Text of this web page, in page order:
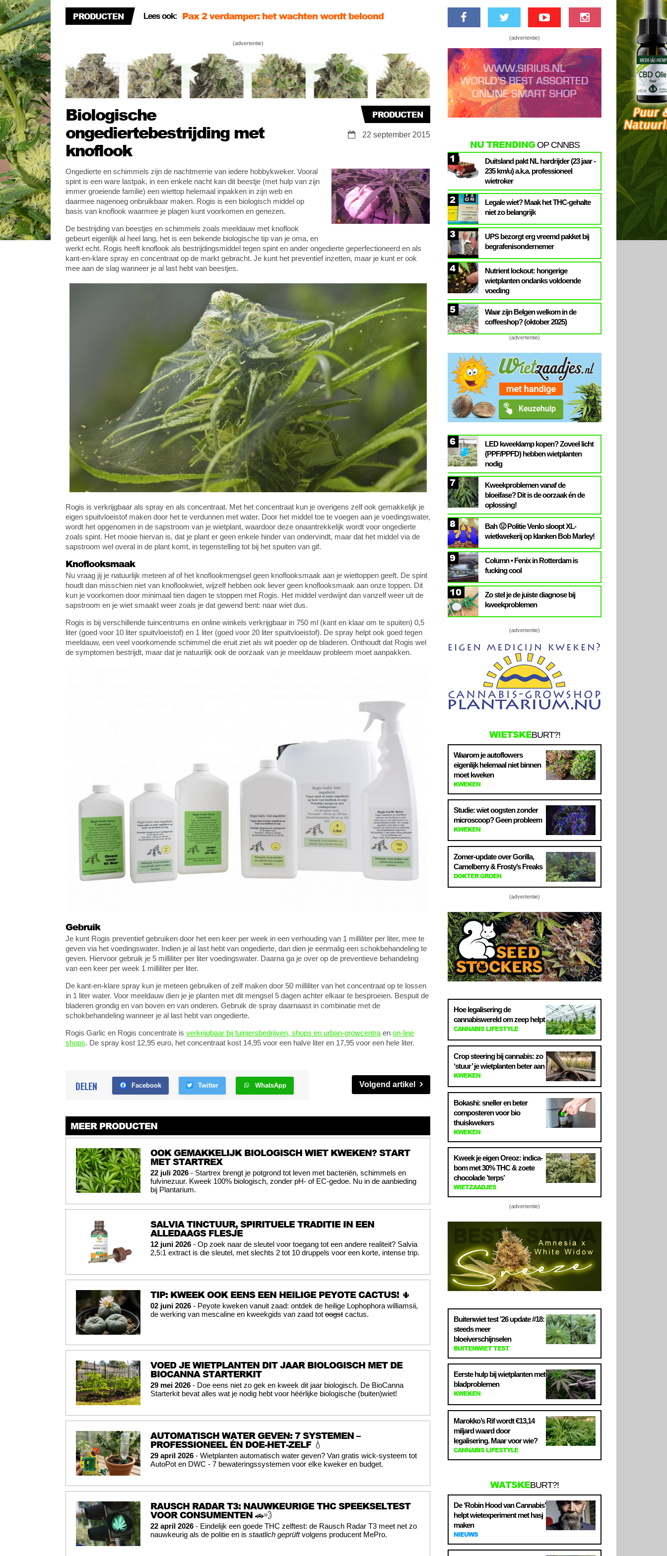
PRODUCTEN Lees ook:
Wat is CBD, en wat is CBD olie?
(advertentie)
Biologische
ongediertebestrijding met
knoflook
PRODUCTEN
22 september 2015
Ongedierte en schimmels zijn de nachtmerrie van iedere hobbykweker. Vooral
spint is een ware lastpak, in een enkele nacht kan dit beestje (met hulp van zijn
immer groeiende familie) een wiettop helemaal inpakken in zijn web en
daarmee nagenoeg onbruikbaar maken. Rogis is een biologisch middel op
basis van knoflook waarmee je plagen kunt voorkomen en genezen.
De bestrijding van beestjes en schimmels zoals meeldauw met knoflook
gebeurt eigenlijk al heel lang, het is een bekende biologische tip van je oma, en
werkt echt. Rogis heeft knoflook als bestrijdingsmiddel tegen spint en ander ongedierte geperfectioneerd en als
kant-en-klare spray en concentraat op de markt gebracht. Je kunt het preventief inzetten, maar je kunt er ook
mee aan de slag wanneer je al last hebt van beestjes.
Rogis is verkrijgbaar als spray en als concentraat. Met het concentraat kun je overigens zelf ook gemakkelijk je
eigen spuitvloeistof maken door het te verdunnen met water. Door het middel toe te voegen aan je voedingswater,
wordt het opgenomen in de sapstroom van je wietplant, waardoor deze onaantrekkelijk wordt voor ongedierte
zoals spint. Het mooie hiervan is, dat je plant er geen enkele hinder van ondervindt, maar dat het middel via de
sapstroom wel overal in de plant komt, in tegenstelling tot bij het spuiten van gif.
Knoflooksmaak
Nu vraag jij je natuurlijk meteen af of het knoflookmengsel geen knoflooksmaak aan je wiettoppen geeft. De spint
houdt dan misschien niet van knoflookwiet, wijzelf hebben ook liever geen knoflooksmaak aan onze toppen. Dit
kun je voorkomen door minimaal tien dagen te stoppen met Rogis. Het middel verdwijnt dan vanzelf weer uit de
sapstroom en je wiet smaakt weer zoals je dat gewend bent: naar wiet dus.
Rogis is bij verschillende tuincentrums en online winkels verkrijgbaar in 750 ml (kant en klaar om te spuiten) 0,5
liter (goed voor 10 liter spuitvloeistof) en 1 liter (goed voor 20 liter spuitvloeistof). De spray helpt ook goed tegen
meeldauw, een veel voorkomende schimmel die eruit ziet als wit poeder op de bladeren. Onthoudt dat Rogis wel
de symptomen bestrijdt, maar dat je natuurlijk ook de oorzaak van je meeldauw probleem moet aanpakken.
Gebruik
Je kunt Rogis preventief gebruiken door het een keer per week in een verhouding van 1 milliliter per liter, mee te
geven via het voedingswater. Indien je al last hebt van ongedierte, dan dien je eenmalig een schokbehandeling te
geven. Hiervoor gebruik je 5 milliliter per liter voedingswater. Daarna ga je over op de preventieve behandeling
van een keer per week 1 milliliter per liter.
De kant-en-klare spray kun je meteen gebruiken of zelf maken door 50 milliliter van het concentraat op te lossen
in 1 liter water. Voor meeldauw dien je je planten met dit mengsel 5 dagen achter elkaar te besproeien. Bespuit de
bladeren grondig en van boven en van onderen. Gebruik de spray daarnaast in combinatie met de
schokbehandeling wanneer je al last hebt van ongedierte.
Rogis Garlic en Rogis concentrate is verkrijgbaar bij tuiniersbedrijven, shops en urban-growcentra en on-line
shops. De spray kost 12,95 euro, het concentraat kost 14,95 voor een halve liter en 17,95 voor een hele liter.
DELEN Facebook Twitter WhatsApp Volgend artikel
MEER PRODUCTEN
OOK GEMAKKELIJK BIOLOGISCH WIET KWEKEN? START
MET STARTREX
22 juli 2026 - Startrex brengt je potgrond tot leven met bacteriën, schimmels en
fulvinezuur. Kweek 100% biologisch, zonder pH- of EC-gedoe. Nu in de aanbieding
bij Plantarium.
SALVIA TINCTUUR, SPIRITUELE TRADITIE IN EEN
ALLEDAAGS FLESJE
12 juni 2026 - Op zoek naar de sleutel voor toegang tot een andere realiteit? Salvia
2,5:1 extract is die sleutel, met slechts 2 tot 10 druppels voor een korte, intense trip.
TIP: KWEEK OOK EENS EEN HEILIGE PEYOTE CACTUS! 🌵
02 juni 2026 - Peyote kweken vanuit zaad: ontdek de heilige Lophophora williamsii,
de werking van mescaline en kweekgids van zaad tot oogst cactus.
VOED JE WIETPLANTEN DIT JAAR BIOLOGISCH MET DE
BIOCANNA STARTERKIT
29 mei 2026 - Doe eens niet zo gek en kweek dit jaar biologisch. De BioCanna
Starterkit bevat alles wat je nodig hebt voor héérlijke biologische (buiten)wiet!
AUTOMATISCH WATER GEVEN: 7 SYSTEMEN –
PROFESSIONEEL ÉN DOE-HET-ZELF 💧
29 april 2026 - Wietplanten automatisch water geven? Van gratis wick-systeem tot
AutoPot en DWC - 7 bewateringssystemen voor elke kweker en budget.
RAUSCH RADAR T3: NAUWKEURIGE THC SPEEKSELTEST
VOOR CONSUMENTEN 🚗💨
22 april 2026 - Eindelijk een goede THC zelftest: de Rausch Radar T3 meet net zo
nauwkeurig als de politie en is staatlich geprüftvolgens producent MePro.
(advertentie)
NU TRENDINGOP CNNBS
1
Duitsland pakt NL hardrijder (23 jaar -
235 km/u) a.k.a. professioneel
wietroker
2
Legale wiet? Maak het THC-gehalte
niet zo belangrijk
3
UPS bezorgt erg vreemd pakket bij
begrafenisondernemer
4
Nutrient lockout: hongerige
wietplanten ondanks voldoende
voeding
5
Waar zijn Belgen welkom in de
coffeeshop? (oktober 2025)
(advertentie)
6
LED kweeklamp kopen? Zoveel licht
(PPF/PPFD) hebben wietplanten
nodig
7
Kweekproblemen vanaf de
bloeifase? Dit is de oorzaak én de
oplossing!
8
Bah 🤢 Politie Venlo sloopt XL-
wietkwekerij op klanken Bob Marley!
9
Column • Fenix in Rotterdam is
fucking cool
10
Zo stel je de juiste diagnose bij
kweekproblemen
(advertentie)
WIETSKEBURT?!
Waarom je autoflowers
eigenlijk helemaal niet binnen
moet kweken
KWEKEN
Studie: wiet oogsten zonder
microscoop? Geen probleem
KWEKEN
Zomer-update over Gorilla,
Camelberry & Frosty’s Freaks
DOKTER GROEN
(advertentie)
Hoe legalisering de
cannabiswereld om zeep helpt
CANNABIS LIFESTYLE
Crop steering bij cannabis: zo
‘stuur’ je wietplanten beter aan
KWEKEN
Bokashi: sneller en beter
composteren voor bio
thuiskwekers
KWEKEN
Kweek je eigen Oreoz: indica-
bom met 30% THC & zoete
chocolade ’terps’
WIETZAADJES
(advertentie)
Buitenwiet test ’26 update #18:
steeds meer
bloeiverschijnselen
BUITENWIET TEST
Eerste hulp bij wietplanten met
bladproblemen
KWEKEN
Marokko’s Rif wordt €13,14
miljard waard door
legalisering. Maar voor wie?
CANNABIS LIFESTYLE
WATSKEBURT?!
De ‘Robin Hood van Cannabis’
helpt wietexperiment met hasj
maken
NIEUWS